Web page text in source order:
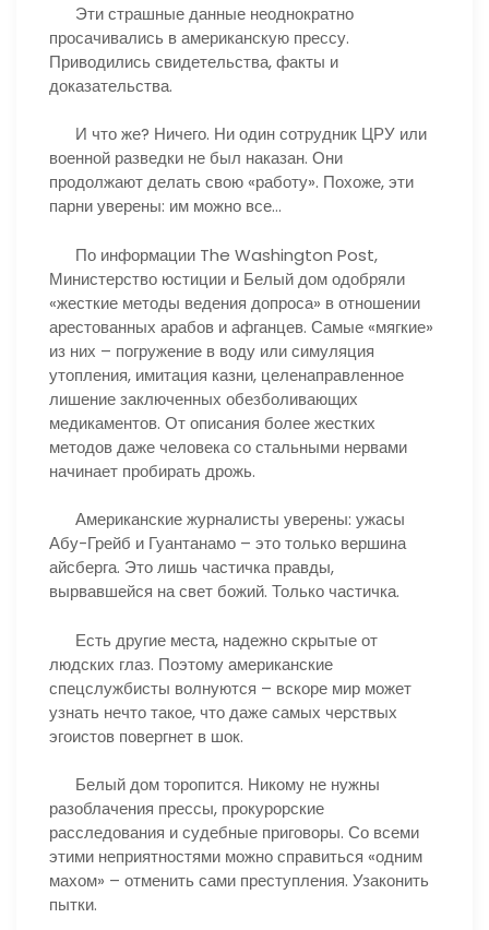
Эти страшные данные неоднократно
просачивались в американскую прессу.
Приводились свидетельства, факты и
доказательства.
И что же? Ничего. Ни один сотрудник ЦРУ или
военной разведки не был наказан. Они
продолжают делать свою «работу». Похоже, эти
парни уверены: им можно все…
По информации The Washington Post,
Министерство юстиции и Белый дом одобряли
«жесткие методы ведения допроса» в отношении
арестованных арабов и афганцев. Самые «мягкие»
из них – погружение в воду или симуляция
утопления, имитация казни, целенаправленное
лишение заключенных обезболивающих
медикаментов. От описания более жестких
методов даже человека со стальными нервами
начинает пробирать дрожь.
Американские журналисты уверены: ужасы
Абу-Грейб и Гуантанамо – это только вершина
айсберга. Это лишь частичка правды,
вырвавшейся на свет божий. Только частичка.
Есть другие места, надежно скрытые от
людских глаз. Поэтому американские
спецслужбисты волнуются – вскоре мир может
узнать нечто такое, что даже самых черствых
эгоистов повергнет в шок.
Белый дом торопится. Никому не нужны
разоблачения прессы, прокурорские
расследования и судебные приговоры. Со всеми
этими неприятностями можно справиться «одним
махом» – отменить сами преступления. Узаконить
пытки.